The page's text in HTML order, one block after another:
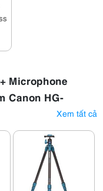
Microphone
Canon HG-
Xem tất cả